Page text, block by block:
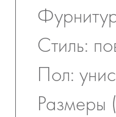
Стиль:
Пол:
Размеры